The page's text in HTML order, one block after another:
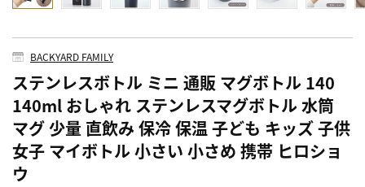
BACKYARD FAMILY
ステンレスボトル ミニ 通販 マグボトル 140
140ml おしゃれ ステンレスマグボトル 水筒
マグ 少量 直飲み 保冷 保温 子ども キッズ 子供
女子 マイボトル 小さい 小さめ 携帯 ヒロショ
ウ